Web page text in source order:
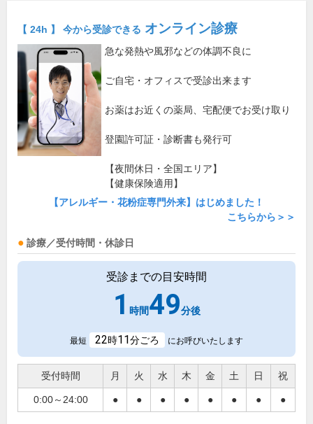
【 24h 】 今から受診できる オンライン診療
急な発熱や風邪などの体調不良に
ご自宅・オフィスで受診出来ます
お薬はお近くの薬局、宅配便でお受け取り
登園許可証・診断書も発行可
【夜間休日・全国エリア】
【健康保険適用】
【アレルギー・花粉症専門外来】はじめました！
こちらから＞＞
診療／受付時間・休診日
受診までの目安時間
1 時間49分後
最短 22時11分ごろ にお呼びいたします
受付時間 月 火 水 木 金 土 日 祝
0:00～24:00 ● ● ● ● ● ● ● ●